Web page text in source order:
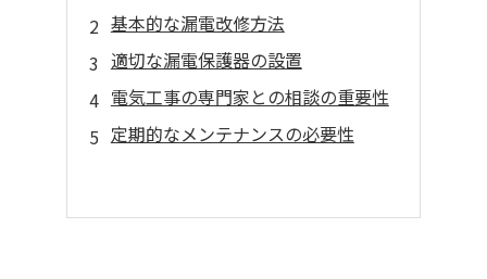
基本的な漏電改修方法
適切な漏電保護器の設置
電気工事の専門家との相談の重要性
定期的なメンテナンスの必要性